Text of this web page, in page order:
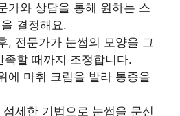
가와 상담을 통해 원하는 스
결정해요.
, 전문가가 눈썹의 모양을 그
족할 때까지 조정합니다.
에 마취 크림을 발라 통증을
세한 기법으로 눈썹을 문신